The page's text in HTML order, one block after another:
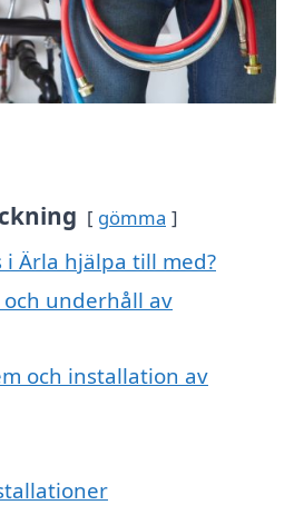
gömma
i Ärla hjälpa till med?
underhåll av
och installation av